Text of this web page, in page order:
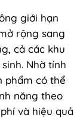
giới hạn
rộng sang
cả các khu
Nhờ tính
phẩm có thể
năng theo
và hiệu quả